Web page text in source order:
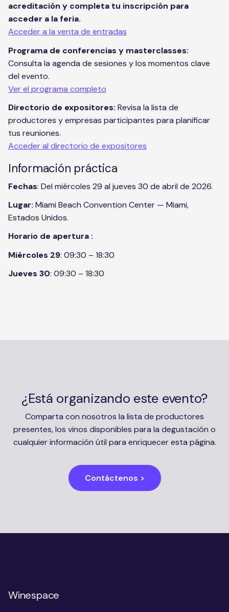
acreditación y completa tu inscripción para
acceder a la feria.
Acceder a la venta de entradas
Programa de conferencias y masterclasses:
Consulta la agenda de sesiones y los momentos clave
del evento.
Ver el programa completo
Directorio de expositores: Revisa la lista de
productores y empresas participantes para planificar
tus reuniones.
Acceder al directorio de expositores
Información práctica
Fechas: Del miércoles 29 al jueves 30 de abril de 2026.
Lugar: Miami Beach Convention Center — Miami,
Estados Unidos.
Horario de apertura :
Miércoles 29: 09:30 – 18:30
Jueves 30: 09:30 – 18:30
¿Está organizando este evento?
Comparta con nosotros la lista de productores
presentes, los vinos disponibles para la degustación o
cualquier información útil para enriquecer esta página.
Contáctenos >
Winespace